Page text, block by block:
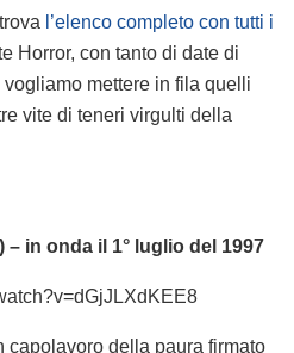
l’elenco completo con tutti i
Horror, con tanto di date di
mettere in fila quelli
vite di teneri virgulti della
– in onda il 1° luglio del 1997
capolavoro della paura firmato